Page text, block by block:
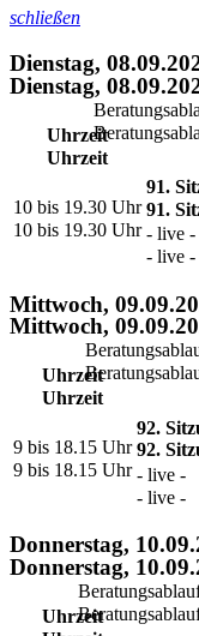
schließen
Dienstag,
Uhrzeit
10 bis 19.30 Uhr
91.
- live -
Mittwoch,
Uhrzeit
9 bis 18.15 Uhr
92.
- live -
Donnerstag,
Uhrzeit
Dienstag,
Uhrzeit
10 bis 19.30 Uhr
91.
- live -
Mittwoch,
Uhrzeit
9 bis 18.15 Uhr
92.
- live -
Donnerstag,